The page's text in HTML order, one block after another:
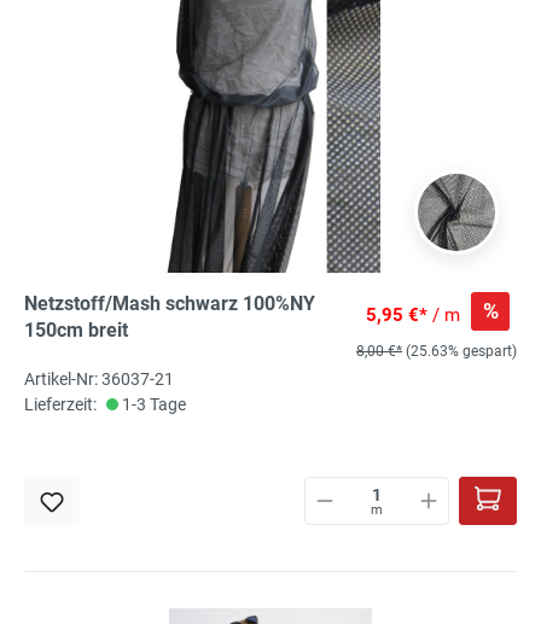
Netzstoff/Mash schwarz 100%NY
150cm breit
5,95 €* / m %
8,00 €* (25.63% gespart)
Artikel-Nr: 36037-21
Lieferzeit:
1-3 Tage
m